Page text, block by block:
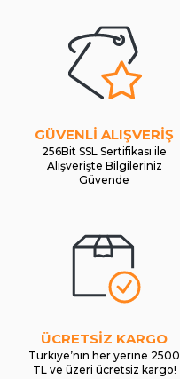
GÜVENLİ ALIŞVERİŞ
256Bit SSL Sertifikası ile
Alışverişte Bilgileriniz
Güvende
ÜCRETSİZ KARGO
Türkiye’nin her yerine 2500
TL ve üzeri ücretsiz kargo!